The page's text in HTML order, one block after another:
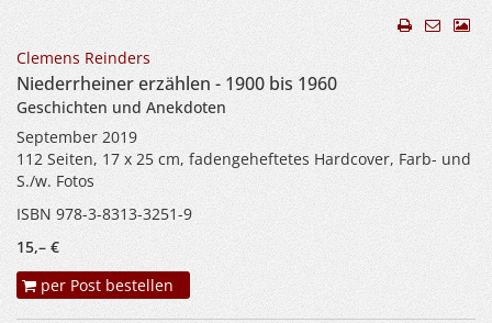
Clemens Reinders
Niederrheiner erzählen - 1900 bis 1960
Geschichten und Anekdoten
September 2019
112 Seiten, 17 x 25 cm, fadengeheftetes Hardcover, Farb- und
S./w. Fotos
ISBN 978-3-8313-3251-9
15,– €
per Post bestellen